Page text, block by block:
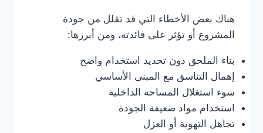
هناك بعض الأخطاء التي قد تقلل من جودة
المشروع أو تؤثر على فائدته، ومن أبرزها:
بناء الملحق دون تحديد استخدام واضح
إهمال التناسق مع المبنى الأساسي
سوء استغلال المساحة الداخلية
استخدام مواد ضعيفة الجودة
تجاهل التهوية أو العزل